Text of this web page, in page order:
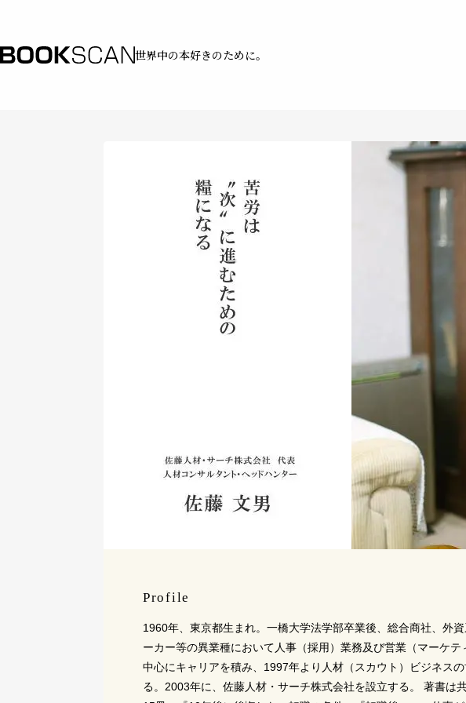
世界中の本好きのために。
Profile
1960年、東京都生まれ。一橋大学法学部卒業後、総合商社、外
ーカー等の異業種において人事（採用）業務及び営業（マーケテ
中心にキャリアを積み、1997年より人材（スカウト）ビジネスの
る。2003年に、佐藤人材・サーチ株式会社を設立する。 著書は